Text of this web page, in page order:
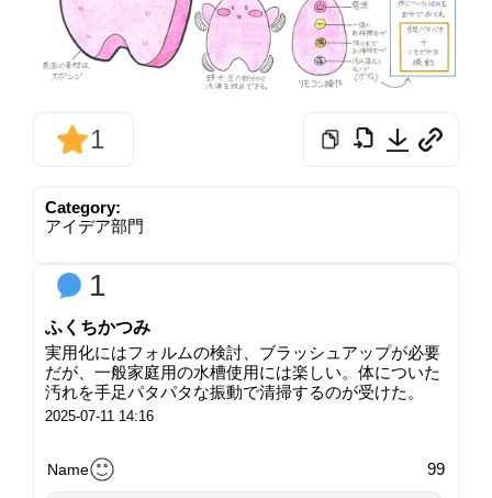
1
Category:
アイデア部門
1
ふくちかつみ
実用化にはフォルムの検討、ブラッシュアップが必要
だが、一般家庭用の水槽使用には楽しい。体についた
汚れを手足パタパタな振動で清掃するのが受けた。
2025-07-11 14:16
Name 99